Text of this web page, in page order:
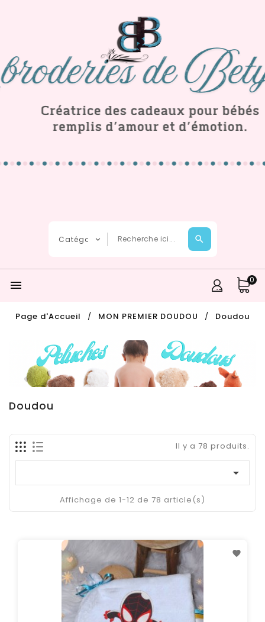
 0
Page d'Accueil MON PREMIER DOUDOU Doudou
Doudou
Il y a 78 produits.

Affichage de 1-12 de 78 article(s)